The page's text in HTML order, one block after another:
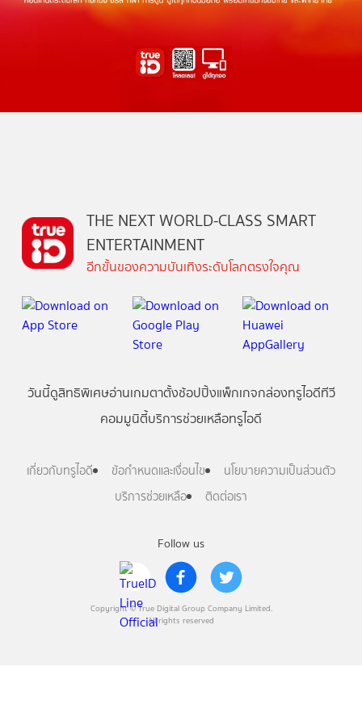
Follow us
Copyright © True Digital Group Company Limited.
All rights reserved
THE NEXT WORLD-CLASS SMART
ENTERTAINMENT
อีกขั้นของความบันเทิงระดับโลกตรงใจคุณ
วันนี้ดูสิทธิพิเศษอ่านเกมตาตั้งช้อปปิ้งแพ็กเกจกล่องทรูไอดีทีวี
คอมมูนิตี้บริการช่วยเหลือทรูไอดี
เกี่ยวกับทรูไอดี ข้อกำหนดและเงื่อนไข
นโยบายความเป็นส่วนตัว
บริการช่วยเหลือ
ติดต่อเรา